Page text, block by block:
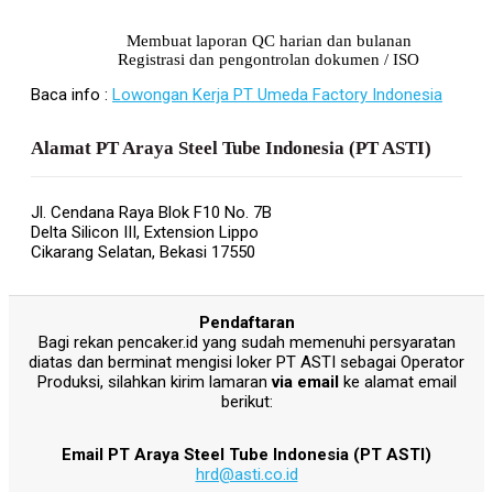
Membuat laporan QC harian dan bulanan
Registrasi dan pengontrolan dokumen / ISO
Baca info : Lowongan Kerja PT Umeda Factory Indonesia
Alamat PT Araya Steel Tube Indonesia (PT ASTI)
Jl. Cendana Raya Blok F10 No. 7B
Delta Silicon III, Extension Lippo
Cikarang Selatan, Bekasi 17550
Pendaftaran
Bagi rekan pencaker.id yang sudah memenuhi persyaratan
diatas dan berminat mengisi loker PT ASTI sebagai Operator
Produksi, silahkan kirim lamaranvia emailke alamat email
berikut:
Email PT Araya Steel Tube Indonesia (PT ASTI)
hrd@asti.co.id